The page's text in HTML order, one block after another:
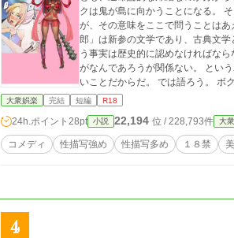
クは鬼が島に向かうことになる。 そこで、ボクは地獄を経験する。それはある意味「天国」であったかもしれない
が、その意味をここで問うことはあえてしない。 つまるところ、室町・中世期にお
郎」は新参の文学であり、古典文
う事実は歴史的に認めなければならない。 それを認めないのはある意味文芸に対する冒涜だろう。
がなんであろうが関係ない。 というわけで、ボクは語らざるを得ない、ボクがそれを望むかどうかは、どうでもい
いこ
大衆娯楽 完結 短編 R18
24h.ポイント 28pt 小説 22,194 位 / 228,793件 大
コメディ 性描写強め 性描写多め １８禁
4